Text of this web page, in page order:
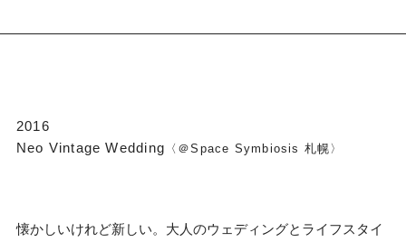
2016
Neo Vintage Wedding 〈＠Space Symbiosis 札幌〉
懐かしいけれど新しい。大人のウェディングとライフスタイ